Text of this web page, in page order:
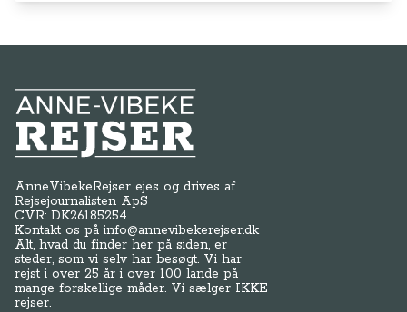
Anne-Vibeke Rejser
AnneVibekeRejser ejes og drives af
Rejsejournalisten ApS
CVR: DK26185254
Kontakt os påinfo@annevibekerejser.dk
Alt, hvad du finder her på siden, er
steder, som vi selv har besøgt. Vi har
rejst i over 25 år i over 100 lande på
mange forskellige måder. Vi sælger IKKE
rejser.